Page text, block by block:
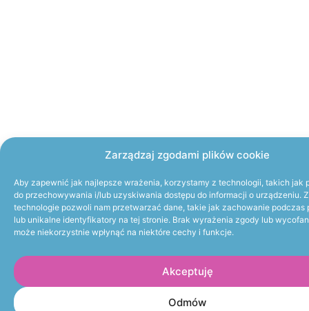
Zarządzaj zgodami plików cookie
Aby zapewnić jak najlepsze wrażenia, korzystamy z technologii, takich jak
do przechowywania i/lub uzyskiwania dostępu do informacji o urządzeniu.
technologie pozwoli nam przetwarzać dane, takie jak zachowanie podczas
lub unikalne identyfikatory na tej stronie. Brak wyrażenia zgody lub
może niekorzystnie wpłynąć na niektóre cechy i funkcje.
Akceptuję
Odmów